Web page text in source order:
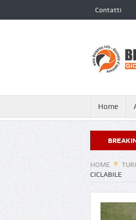
Contatti
Home
NEWS
XXIII nella classifica dei 250
HOME
CICLABILE